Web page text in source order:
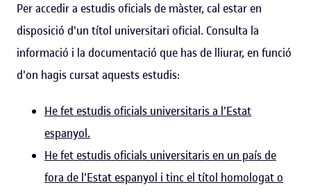
Per accedir a estudis oficials de màster, cal estar en
disposició d'un títol universitari oficial. Consulta la
informació i la documentació que has de lliurar, en funció
d'on hagis cursat aquests estudis:
He fet estudis oficials universitaris a l'Estat
espanyol.
He fet estudis oficials universitaris en un país de
fora de l'Estat espanyol i tinc el títol homologat o